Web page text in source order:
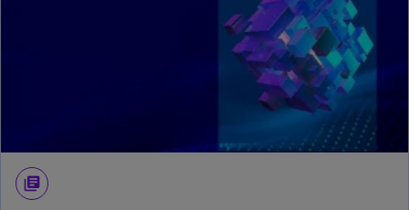
library_books